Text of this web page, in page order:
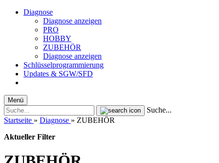
Diagnose
Diagnose anzeigen
PRO
HOBBY
ZUBEHÖR
Diagnose anzeigen
Schlüsselprogrammierung
Updates & SGW/SFD
Menü
Suche...
Startseite » Diagnose » ZUBEHÖR
Aktueller Filter